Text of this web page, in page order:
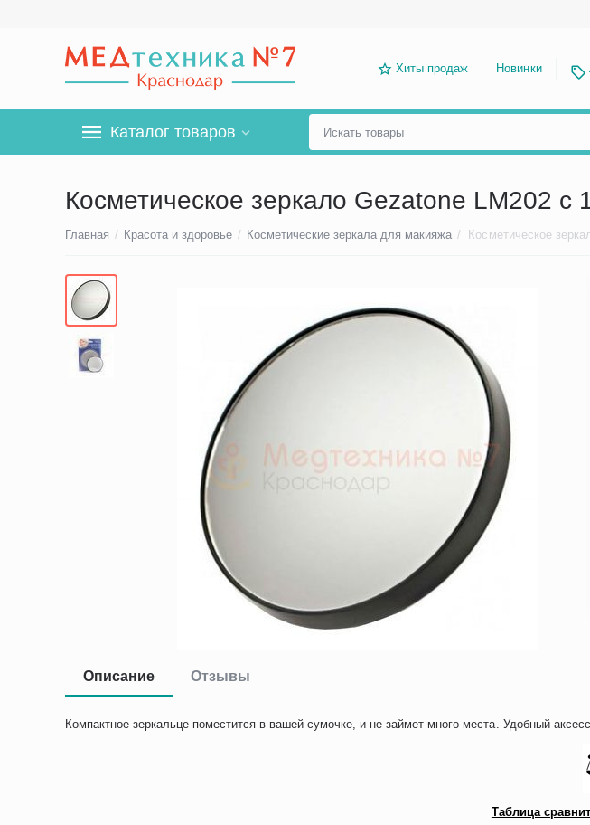
Хиты продаж Новинки
Каталог товаров
Косметическое зеркало Gezatone LM202 с
Главная / Красота и здоровье / Косметические зеркала для макияжа /
Описание Отзывы
Компактное зеркальце поместится в вашей сумочке, и не займет много места. Удобный
Таблица